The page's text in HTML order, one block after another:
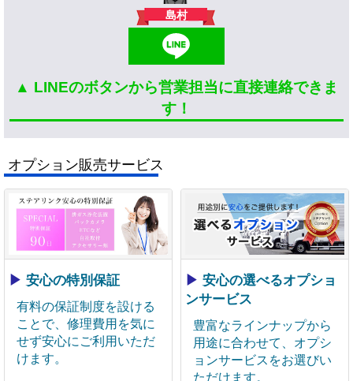
島村
▲ LINEのボタンから営業担当に直接連絡できま
す！
オプション販売サービス
▶ 安心の特別保証
有料の保証制度を設ける
ことで、修理費用を気に
せず安心にご利用いただ
けます。
▶ 安心の選べるオプショ
ンサービス
豊富なラインナップから
用途に合わせて、オプシ
ョンサービスをお選びい
ただけます。